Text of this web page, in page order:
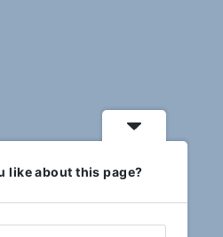
like about this page?